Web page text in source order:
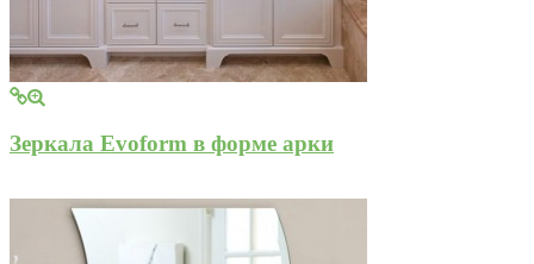
Зеркала Evoform в форме арки